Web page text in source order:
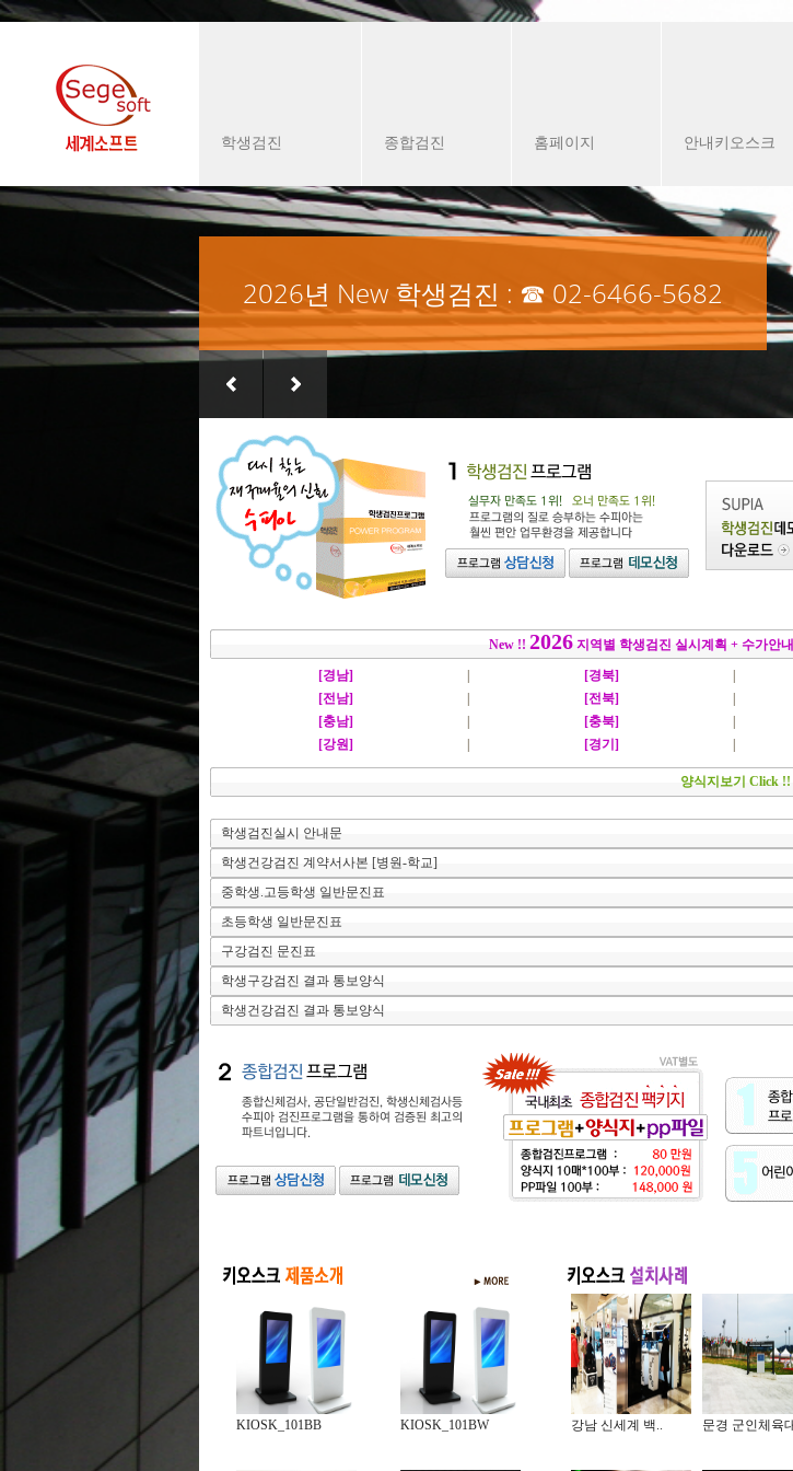
학생검진 종합검진 홈페이지 안내키오스크
2026년 New 학생검진 : ☎ 02-6466-5682
New !! 2026 지역별 학생검진 실시계획 + 수가안내
[경남]
[경북]
[전남]
[전북]
[충남]
[충북]
[강원]
[경기]
양식지보기 Click !!
학생검진실시 안내문
학생건강검진 계약서사본 [병원-학교]
중학생.고등학생 일반문진표
초등학생 일반문진표
구강검진 문진표
학생구강검진 결과 통보양식
학생건강검진 결과 통보양식